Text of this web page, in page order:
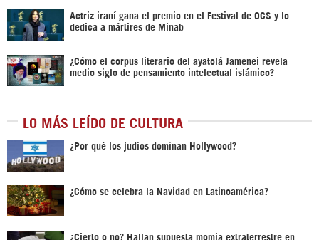
Actriz iraní gana el premio en el Festival de OCS y lo
dedica a mártires de Minab
¿Cómo el corpus literario del ayatolá Jamenei revela
medio siglo de pensamiento intelectual islámico?
LO MÁS LEÍDO DE CULTURA
¿Por qué los judíos dominan Hollywood?
¿Cómo se celebra la Navidad en Latinoamérica?
¿Cierto o no? Hallan supuesta momia extraterrestre en